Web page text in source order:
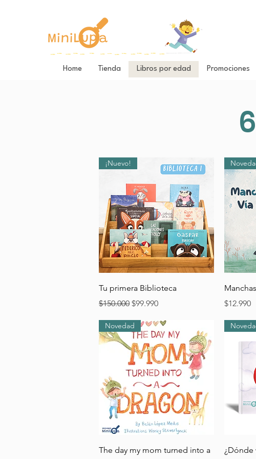
Home Tienda Libros por edad Promociones
Vista rápida
¡Nuevo!
Tu primera Biblioteca
Precio
$150.000 Precio de oferta
$99.990
Precio
$12.990
Vista rápida
Novedad
The day my mom turned into a
¿Dónde